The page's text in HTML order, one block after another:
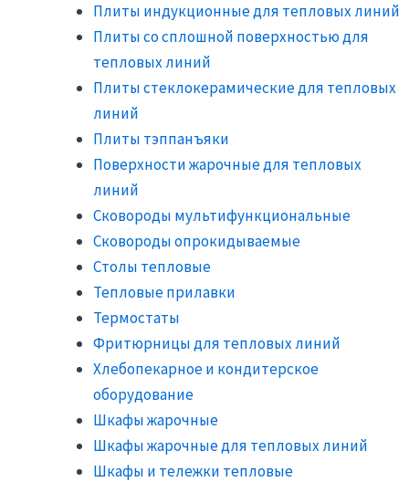
Плиты индукционные для тепловых линий
Плиты со сплошной поверхностью для
тепловых линий
Плиты стеклокерамические для тепловых
линий
Плиты тэппанъяки
Поверхности жарочные для тепловых
линий
Сковороды мультифункциональные
Сковороды опрокидываемые
Столы тепловые
Тепловые прилавки
Термостаты
Фритюрницы для тепловых линий
Хлебопекарное и кондитерское
оборудование
Шкафы жарочные
Шкафы жарочные для тепловых линий
Шкафы и тележки тепловые